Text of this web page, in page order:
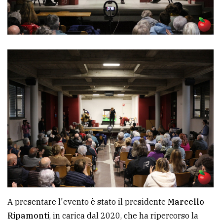
PRIVACY
Privacy
policy
A presentare l'evento è stato il presidente Marcello
Ripamonti, in carica dal 2020, che ha ripercorso la